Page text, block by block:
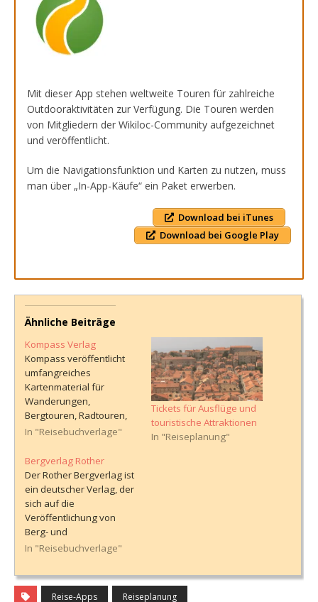
Mit dieser App stehen weltweite Touren für zahlreiche
Outdooraktivitäten zur Verfügung. Die Touren werden
von Mitgliedern der Wikiloc-Community aufgezeichnet
und veröffentlicht.
Um die Navigationsfunktion und Karten zu nutzen, muss
man über „In-App-Käufe“ ein Paket erwerben.
Download bei iTunes
Download bei Google Play
Ähnliche Beiträge
Kompass Verlag
Kompass veröffentlicht
umfangreiches
Kartenmaterial für
Wanderungen,
Bergtouren, Radtouren,
Mountainbiketouren,
Klettertouren. Darüber
hinaus findest du auf der
Webseite
Reisereportagen und
zahlreiche Outdoor-
Tipps. Der Verlag gehört
zur MairDumont-Gruppe.
Thema Reisen
In "Reisebuchverlage"
Tickets für Ausflüge und
touristische Attraktionen
In "Reiseplanung"
Bergverlag Rother
Der Rother Bergverlag ist
ein deutscher Verlag, der
sich auf die
Veröffentlichung von
Berg- und
Wanderführern
Führer sind von
unschätzbarem Wert für
In "Reisebuchverlage"
Reise-Apps Reiseplanung